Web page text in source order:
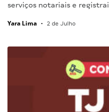
serviços notariais e
Yara Lima • 2 de Julho